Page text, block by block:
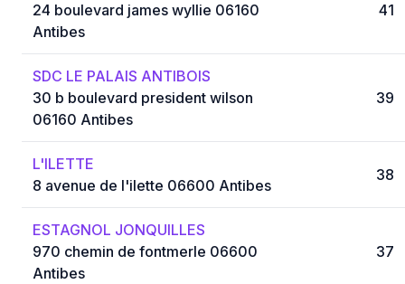
24 boulevard james wyllie 06160
Antibes
41
SDC LE PALAIS ANTIBOIS
30 b boulevard president wilson
06160 Antibes
39
L'ILETTE
8 avenue de l'ilette 06600 Antibes
38
ESTAGNOL JONQUILLES
970 chemin de fontmerle 06600
Antibes
37